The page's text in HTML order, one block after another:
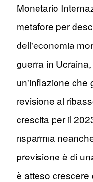
Monetario
metafore per
dell'economia
guerra in
un'inflazione che
revisione al
crescita per il
risparmia
previsione è di
è atteso crescere